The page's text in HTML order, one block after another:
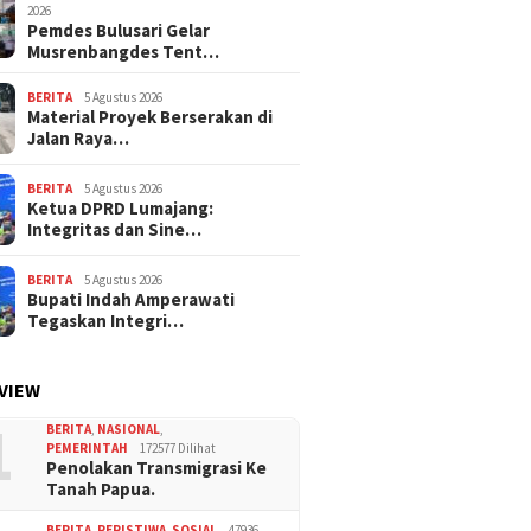
2026
Pemdes Bulusari Gelar
Musrenbangdes Tent…
BERITA 5 Agustus 2026
Material Proyek Berserakan di
Jalan Raya…
BERITA 5 Agustus 2026
Ketua DPRD Lumajang:
Integritas dan Sine…
BERITA 5 Agustus 2026
Bupati Indah Amperawati
Tegaskan Integri…
BERITA, NASIONAL,
PEMERINTAH
172577 Dilihat
Penolakan Transmigrasi Ke
Tanah Papua.